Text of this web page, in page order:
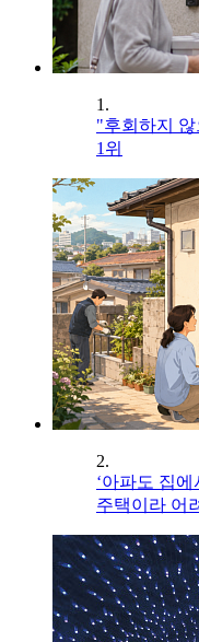
1.
"후회하지
1위
2.
‘아파도 집
주택이라 어